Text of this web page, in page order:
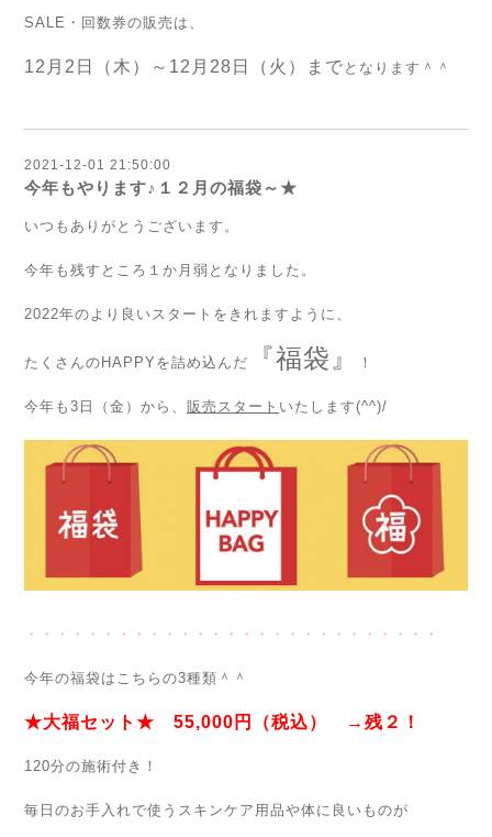
SALE・回数券の販売は、
12月2日（木）～12月28日（火）まで となります＾＾
2021-12-01 21:50:00
今年もやります♪１２月の福袋～★
いつもありがとうございます。
今年も残すところ１か月弱となりました。
2022年のより良いスタートをきれますように、
たくさんのHAPPYを詰め込んだ 『福袋』 ！
今年も3日（金）から、 販売スタート いたします(^^)/
・・・・・・・・・・・・・・・・・・・・・・・・・・・
今年の福袋はこちらの3種類＾＾
★大福セット★ 55,000円（税込） →残２！
120分の施術付き！
毎日のお手入れで使うスキンケア用品や体に良いものが